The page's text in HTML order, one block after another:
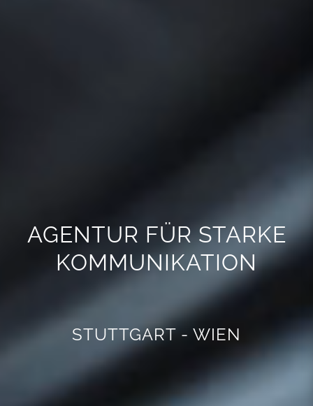
AGENTUR FÜR STARKE
KOMMUNIKATION
STUTTGART - WIEN